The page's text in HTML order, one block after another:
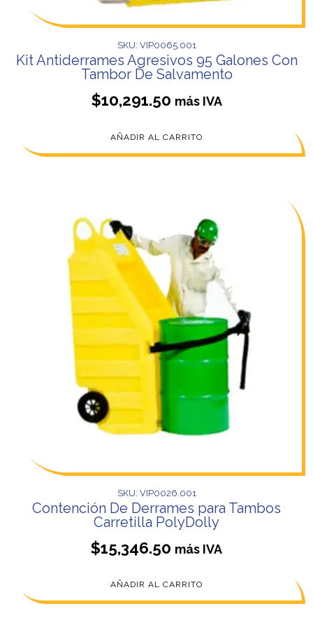
SKU: VIP0065.001
Kit Antiderrames Agresivos 95 Galones Con
Tambor De Salvamento
$10,291.50 más IVA
AÑADIR AL CARRITO
SKU: VIP0026.001
Contención De Derrames para Tambos
Carretilla PolyDolly
$15,346.50 más IVA
AÑADIR AL CARRITO